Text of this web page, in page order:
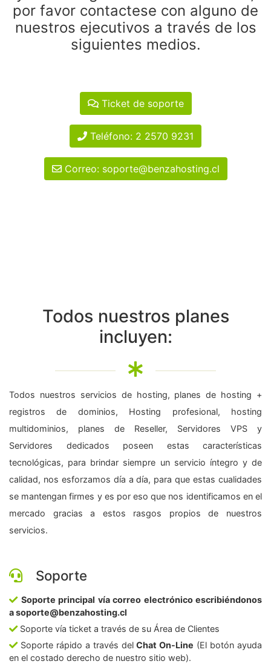
por favor contactese con alguno de
nuestros ejecutivos a través de los
siguientes medios.
Ticket de soporte
Teléfono: 2 2570 9231
Correo: soporte@benzahosting.cl
Todos nuestros planes
incluyen:
Todos nuestros servicios de hosting, planes de hosting +
registros de dominios, Hosting profesional, hosting
multidominios, planes de Reseller, Servidores VPS y
Servidores dedicados poseen estas características
tecnológicas, para brindar siempre un servicio íntegro y de
calidad, nos esforzamos día a día, para que estas cualidades
se mantengan firmes y es por eso que nos identificamos en el
mercado gracias a estos rasgos propios de nuestros
servicios.
Soporte
Soporte principal vía correo electrónico escribiéndonos
a soporte@benzahosting.cl
Soporte vía ticket a través de su Área de Clientes
Soporte rápido a través delChat On-Line (El botón ayuda
en el costado derecho de nuestro sitio web).